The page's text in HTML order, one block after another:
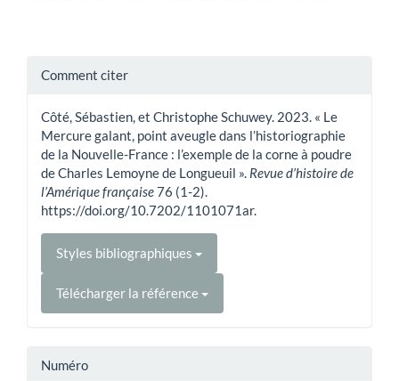
Renseignements
l'article
Comment citer
Côté, Sébastien, et Christophe Schuwey. 2023. « Le
Mercure galant, point aveugle dans l’historiographie
de la Nouvelle-France : l’exemple de la corne à poudre
de Charles Lemoyne de Longueuil ». Revue d’histoire de
l’Amérique française76 (1-2).
https://doi.org/10.7202/1101071ar.
Styles bibliographiques
Télécharger la référence
Numéro